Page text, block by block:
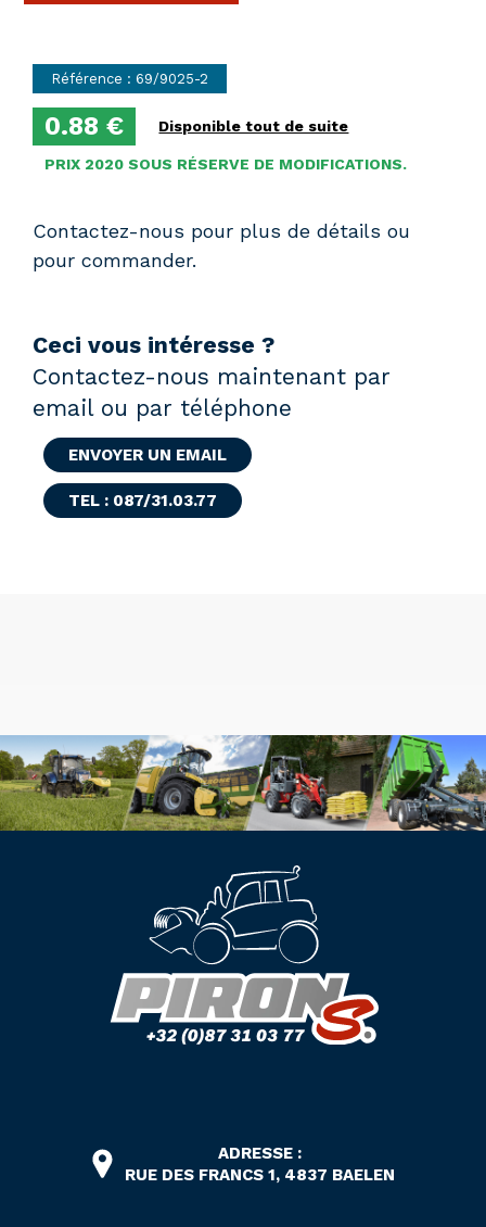
Référence : 69/9025-2
0.88 € Disponible tout de suite
PRIX 2020 SOUS RÉSERVE DE MODIFICATIONS.
Contactez-nous pour plus de détails ou
pour commander.
Ceci vous intéresse ?
Contactez-nous maintenant par
email ou par téléphone
ENVOYER UN EMAIL
TEL : 087/31.03.77
ADRESSE :
RUE DES FRANCS 1, 4837 BAELEN